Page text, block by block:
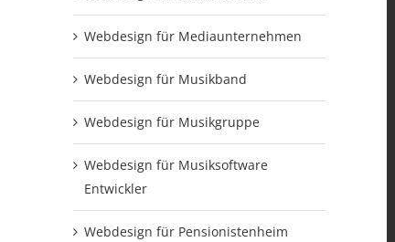
Webdesign für Mediaunternehmen
Webdesign für Musikband
Webdesign für Musikgruppe
Webdesign für Musiksoftware
Entwickler
Webdesign für Pensionistenheim